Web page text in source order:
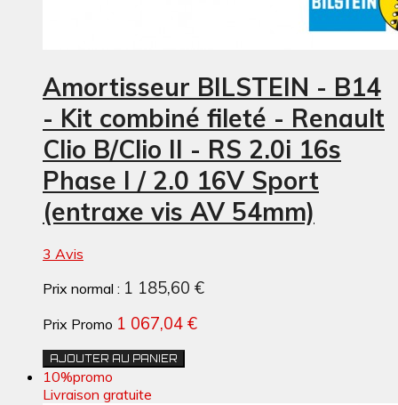
Amortisseur BILSTEIN - B14
- Kit combiné fileté - Renault
Clio B/Clio II - RS 2.0i 16s
Phase I / 2.0 16V Sport
(entraxe vis AV 54mm)
3 Avis
Prix normal : 1 185,60 €
Prix Promo 1 067,04 €
AJOUTER AU PANIER
10%promo
Livraison gratuite